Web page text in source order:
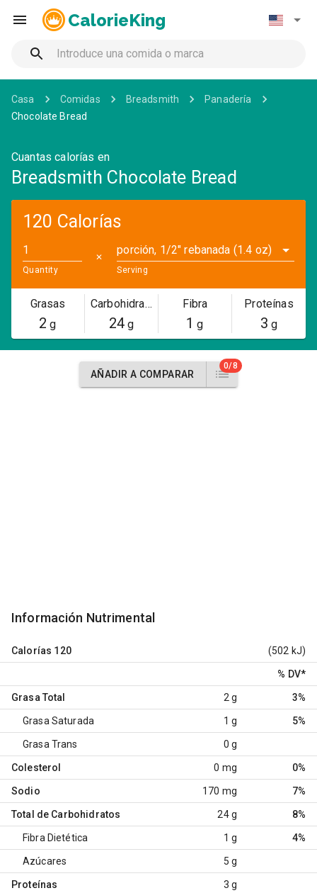
CalorieKing
Casa Comidas Breadsmith
Panadería
Chocolate Bread
Cuantas calorías en
Breadsmith Chocolate Bread
120 Calorías
Quantity
✕
porción, 1/2" rebanada (1.4 oz)
Serving
Grasas
2 g
Carbohidratos
24g
Fibra
1 g
Proteínas
3 g
AÑADIR A COMPARAR
0/8
Información Nutrimental
Calorías 120 (502 kJ)
% DV*
Grasa Total 2 g 3%
Grasa Saturada 1 g 5%
Grasa Trans 0 g
Colesterol 0 mg 0%
Sodio 170 mg 7%
Total de Carbohidratos 24 g 8%
Fibra Dietética 1 g 4%
Azúcares 5 g
Proteínas 3 g